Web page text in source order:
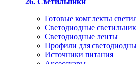
26. Светильники
Готовые комплекты
Светодиодные
Светодиодные ленты
Профили для
Источники питания